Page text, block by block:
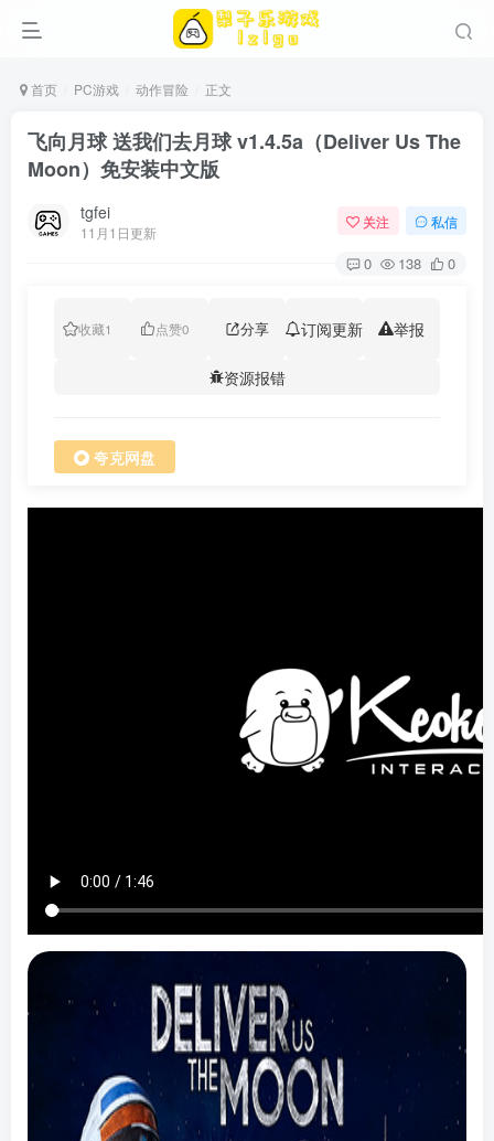
首页 PC游戏 动作冒险 正文
飞向月球 送我们去月球 v1.4.5a（Deliver Us The
Moon）免安装中文版
tgfei
11月1日更新
关注 私信
0 138 0
收藏1 点赞0 分享 订阅更新 举报
资源报错
夸克网盘